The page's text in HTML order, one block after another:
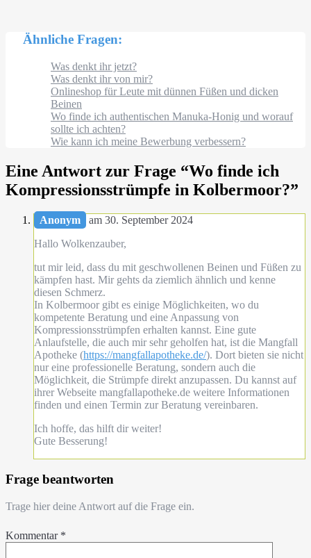
Ähnliche Fragen:
Was denkt ihr jetzt?
Was denkt ihr von mir?
Onlineshop für Leute mit dünnen Füßen und dicken
Beinen
Wo finde ich authentischen Manuka-Honig und worauf
sollte ich achten?
Wie kann ich meine Bewerbung verbessern?
Eine Antwort zur Frage “Wo finde ich
Kompressionsstrümpfe in Kolbermoor?”
Anonym
am 30. September 2024
Hallo Wolkenzauber,
tut mir leid, dass du mit geschwollenen Beinen und Füßen zu
kämpfen hast. Mir gehts da ziemlich ähnlich und kenne
diesen Schmerz.
In Kolbermoor gibt es einige Möglichkeiten, wo du
kompetente Beratung und eine Anpassung von
Kompressionsstrümpfen erhalten kannst. Eine gute
Anlaufstelle, die auch mir sehr geholfen hat, ist die Mangfall
Apotheke (https://mangfallapotheke.de/). Dort bieten sie nicht
nur eine professionelle Beratung, sondern auch die
Möglichkeit, die Strümpfe direkt anzupassen. Du kannst auf
ihrer Webseite mangfallapotheke.de weitere Informationen
finden und einen Termin zur Beratung vereinbaren.
Ich hoffe, das hilft dir weiter!
Gute Besserung!
Frage beantworten
Trage hier deine Antwort auf die Frage ein.
Kommentar *